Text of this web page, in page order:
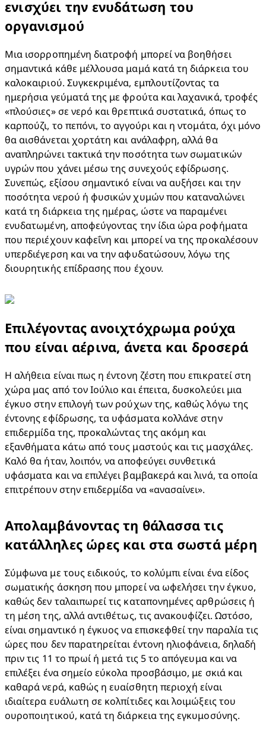
ενισχύει την ενυδάτωση του
οργανισμού
Μια ισορροπημένη διατροφή μπορεί να βοηθήσει
σημαντικά κάθε μέλλουσα μαμά κατά τη διάρκεια του
καλοκαιριού. Συγκεκριμένα, εμπλουτίζοντας τα
ημερήσια γεύματά της με φρούτα και λαχανικά, τροφές
«πλούσιες» σε νερό και θρεπτικά συστατικά, όπως το
καρπούζι, το πεπόνι, το αγγούρι και η ντομάτα, όχι μόνο
θα αισθάνεται χορτάτη και ανάλαφρη, αλλά θα
αναπληρώνει τακτικά την ποσότητα των σωματικών
υγρών που χάνει μέσω της συνεχούς εφίδρωσης.
Συνεπώς, εξίσου σημαντικό είναι να αυξήσει και την
ποσότητα νερού ή φυσικών χυμών που καταναλώνει
κατά τη διάρκεια της ημέρας, ώστε να παραμένει
ενυδατωμένη, αποφεύγοντας την ίδια ώρα ροφήματα
που περιέχουν καφεΐνη και μπορεί να της προκαλέσουν
υπερδιέγερση και να την αφυδατώσουν, λόγω της
διουρητικής επίδρασης που έχουν.
Επιλέγοντας ανοιχτόχρωμα ρούχα
που είναι αέρινα, άνετα και δροσερά
Η αλήθεια είναι πως η έντονη ζέστη που επικρατεί στη
χώρα μας από τον Ιούλιο και έπειτα, δυσκολεύει μια
έγκυο στην επιλογή των ρούχων της, καθώς λόγω της
έντονης εφίδρωσης, τα υφάσματα κολλάνε στην
επιδερμίδα της, προκαλώντας της ακόμη και
εξανθήματα κάτω από τους μαστούς και τις μασχάλες.
Καλό θα ήταν, λοιπόν, να αποφεύγει συνθετικά
υφάσματα και να επιλέγει βαμβακερά και λινά, τα οποία
επιτρέπουν στην επιδερμίδα να «ανασαίνει».
Απολαμβάνοντας τη θάλασσα τις
κατάλληλες ώρες και στα σωστά μέρη
Σύμφωνα με τους ειδικούς, το κολύμπι είναι ένα είδος
σωματικής άσκηση που μπορεί να ωφελήσει την έγκυο,
καθώς δεν ταλαιπωρεί τις καταπονημένες αρθρώσεις ή
τη μέση της, αλλά αντιθέτως, τις ανακουφίζει. Ωστόσο,
είναι σημαντικό η έγκυος να επισκεφθεί την παραλία τις
ώρες που δεν παρατηρείται έντονη ηλιοφάνεια, δηλαδή
πριν τις 11 το πρωί ή μετά τις 5 το απόγευμα και να
επιλέξει ένα σημείο εύκολα προσβάσιμο, με σκιά και
καθαρά νερά, καθώς η ευαίσθητη περιοχή είναι
ιδιαίτερα ευάλωτη σε κολπίτιδες και λοιμώξεις του
ουροποιητικού, κατά τη διάρκεια της εγκυμοσύνης.